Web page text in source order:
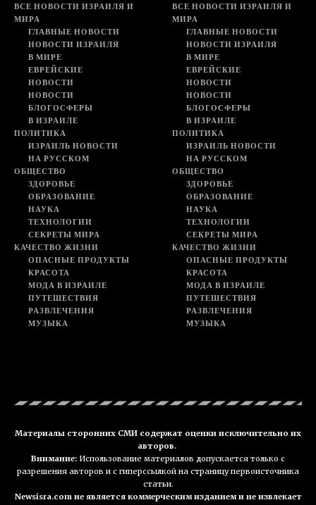
ВСЕ НОВОСТИ ИЗРАИЛЯ И
МИРА
ГЛАВНЫЕ НОВОСТИ
НОВОСТИ ИЗРАИЛЯ
В МИРЕ
ЕВРЕЙСКИЕ
НОВОСТИ
НОВОСТИ
БЛОГОСФЕРЫ
В ИЗРАИЛЕ
ПОЛИТИКА
ИЗРАИЛЬ НОВОСТИ
НА РУССКОМ
ОБЩЕСТВО
ЗДОРОВЬЕ
ОБРАЗОВАНИЕ
НАУКА
ТЕХНОЛОГИИ
СЕКРЕТЫ МИРА
КАЧЕСТВО ЖИЗНИ
ОПАСНЫЕ ПРОДУКТЫ
КРАСОТА
МОДА В ИЗРАИЛЕ
ПУТЕШЕСТВИЯ
РАЗВЛЕЧЕНИЯ
МУЗЫКА
ВСЕ НОВОСТИ ИЗРАИЛЯ И
МИРА
ГЛАВНЫЕ НОВОСТИ
НОВОСТИ ИЗРАИЛЯ
В МИРЕ
ЕВРЕЙСКИЕ
НОВОСТИ
НОВОСТИ
БЛОГОСФЕРЫ
В ИЗРАИЛЕ
ПОЛИТИКА
ИЗРАИЛЬ НОВОСТИ
НА РУССКОМ
ОБЩЕСТВО
ЗДОРОВЬЕ
ОБРАЗОВАНИЕ
НАУКА
ТЕХНОЛОГИИ
СЕКРЕТЫ МИРА
КАЧЕСТВО ЖИЗНИ
ОПАСНЫЕ ПРОДУКТЫ
КРАСОТА
МОДА В ИЗРАИЛЕ
ПУТЕШЕСТВИЯ
РАЗВЛЕЧЕНИЯ
МУЗЫКА
Материалы сторонних СМИ содержат оценки исключительно их
авторов.
Внимание: Использование материалов допускается только с
разрешения авторов и с гиперссылкой на страницу первоисточника
статьи.
Newsisra.com не является коммерческим изданием и не извлекает